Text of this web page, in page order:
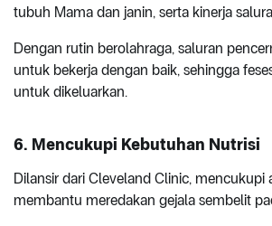
tubuh Mama dan janin, serta kinerja
Dengan rutin berolahraga, saluran
untuk bekerja dengan baik, sehingga
untuk dikeluarkan.
6. Mencukupi Kebutuhan Nutrisi
Dilansir dari Cleveland Clinic, mencukupi
membantu meredakan gejala sembelit